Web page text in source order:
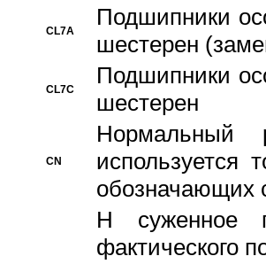
CL7A
Подшипники
шестерен
CL7C
Подшипники
шестерен
CN
Hормальный
используется
обозначающих
H суженное
фактического